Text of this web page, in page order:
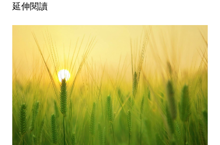
延伸閱讀